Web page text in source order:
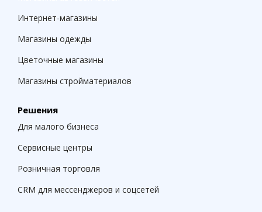
Интернет-магазины
Магазины одежды
Цветочные магазины
Магазины стройматериалов
Решения
Для малого бизнеса
Сервисные центры
Розничная торговля
CRM для мессенджеров и соцсетей